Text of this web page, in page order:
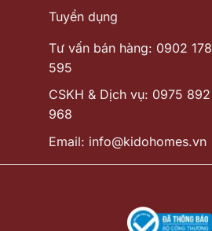
Tuyển dụng
Tư vấn bán hàng: 0902 178
595
CSKH & Dịch vụ: 0975 892
968
Email: info@kidohomes.vn